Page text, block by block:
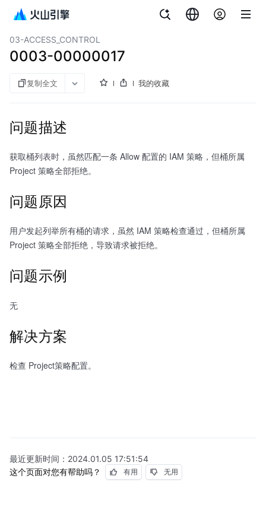
对象存储
03-ACCESS_CONTROL
0003-00000017
复制全文 我的收藏
问题描述
获取桶列表时，虽然匹配一条 Allow 配置的 IAM 策略，但桶所属
Project 策略全部拒绝。
问题原因
用户发起列举所有桶的请求，虽然 IAM 策略检查通过，但桶所属
Project 策略全部拒绝，导致请求被拒绝。
问题示例
无
解决方案
检查 Project策略配置。
最近更新时间： 2024.01.05 17:51:54
这个页面对您有帮助吗？
有用 无用